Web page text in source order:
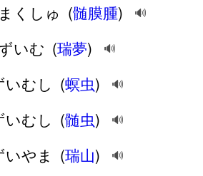
くしゅ (髄膜腫) 🔊
いむ (瑞夢) 🔊
いむし (螟虫) 🔊
いむし (髄虫) 🔊
いやま (瑞山) 🔊